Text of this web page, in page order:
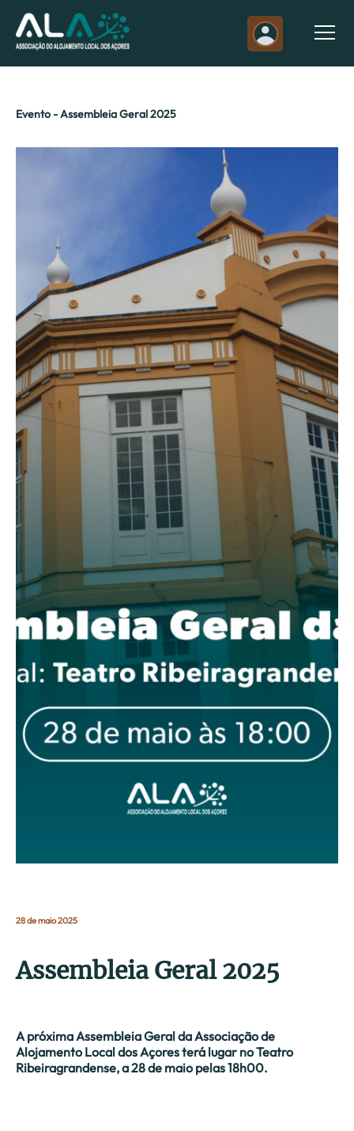
Evento - Assembleia Geral 2025
28 de maio 2025
Assembleia Geral 2025
A próxima Assembleia Geral da Associação de
Alojamento Local dos Açores terá lugar no Teatro
Ribeiragrandense, a 28 de maio pelas 18h00.